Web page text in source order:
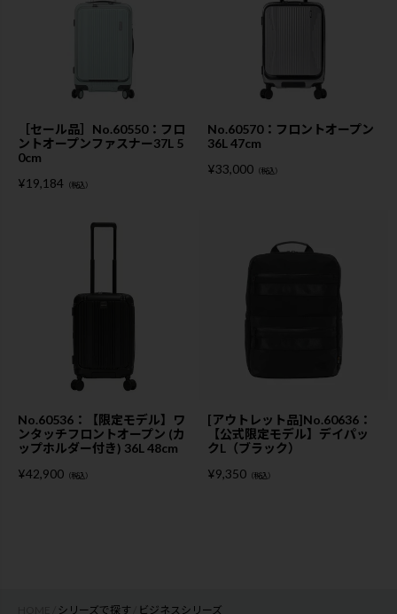
［セール品］No.60550：フロ
ントオープンファスナー37L 5
0cm
¥19,184 （税込）
No.60570：フロントオープン
36L 47cm
¥33,000 （税込）
No.60536：【限定モデル】ワ
ンタッチフロントオープン (カ
ップホルダー付き) 36L 48cm
¥42,900 （税込）
[アウトレット品]No.60636：
【公式限定モデル】デイパッ
クL（ブラック）
¥9,350 （税込）
シリーズで探す ビジネスシリーズ